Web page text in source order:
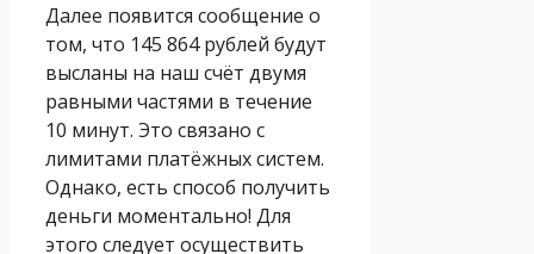
Далее появится сообщение о
том, что 145 864 рублей будут
высланы на наш счёт двумя
равными частями в течение
10 минут. Это связано с
лимитами платёжных систем.
Однако, есть способ получить
деньги моментально! Для
этого следует осуществить